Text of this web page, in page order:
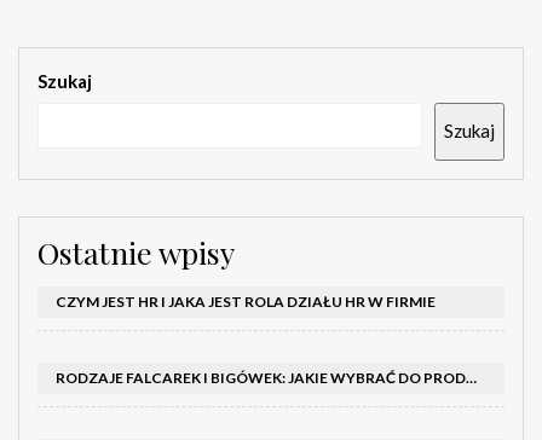
Szukaj
Szukaj
Ostatnie wpisy
CZYM JEST HR I JAKA JEST ROLA DZIAŁU HR W FIRMIE
RODZAJE FALCAREK I BIGÓWEK: JAKIE WYBRAĆ DO PRODUKCJI?